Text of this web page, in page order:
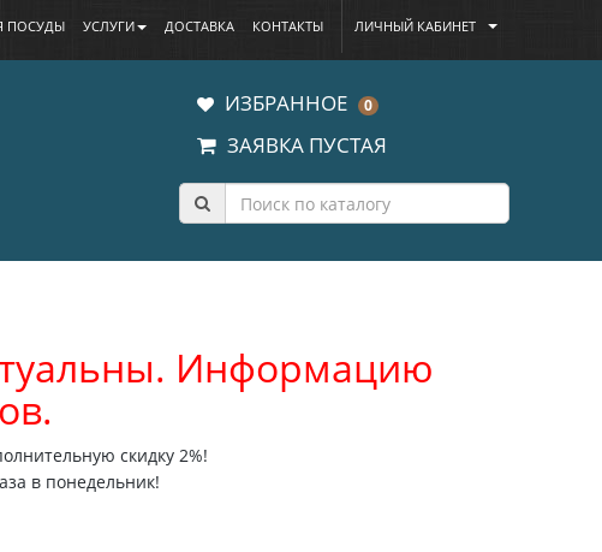
ПОСУДЫ УСЛУГИ ДОСТАВКА КОНТАКТЫ ЛИЧНЫЙ КАБИНЕТ
ИЗБРАННОЕ 0
ЗАЯВКА ПУСТАЯ
Информацию
скидку 2%!
в понедельник!